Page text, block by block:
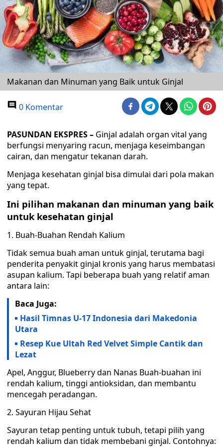
Makanan dan Minuman yang Baik untuk Ginjal
0 Komentar
PASUNDAN EKSPRES – Ginjal adalah organ vital yang
berfungsi menyaring racun, menjaga keseimbangan
cairan, dan mengatur tekanan darah.
Menjaga kesehatan ginjal bisa dimulai dari pola makan
yang tepat.
Ini pilihan makanan dan minuman yang baik
untuk kesehatan ginjal
1. Buah-Buahan Rendah Kalium
Tidak semua buah aman untuk ginjal, terutama bagi
penderita penyakit ginjal kronis yang harus membatasi
asupan kalium. Tapi beberapa buah yang relatif aman
antara lain:
Baca Juga:
Hasil Timnas U-17 Indonesia dari Makedonia
Utara
Resep Kue Ultah Red Velvet Simple Cantik dan
Lezat
Apel, Anggur, Blueberry dan Nanas Buah-buahan ini
rendah kalium, tinggi antioksidan, dan membantu
mencegah peradangan.
2. Sayuran Hijau Sehat
Sayuran tetap penting untuk tubuh, tetapi pilih yang
rendah kalium dan tidak membebani ginjal. Contohnya: